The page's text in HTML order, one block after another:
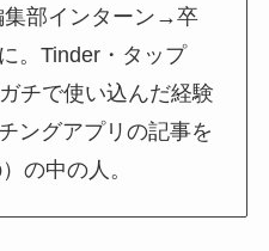
集部インターン→卒
。Tinder・タップ
チで使い込んだ経験
ングアプリの記事を
の中の人。